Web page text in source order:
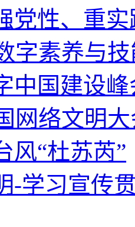
党性、重
字素养与
中国建设峰
网络文明
风“杜苏芮”
-学习宣传